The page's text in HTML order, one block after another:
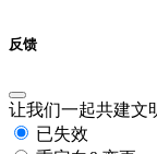
反馈
让我们一起共建文
已失效